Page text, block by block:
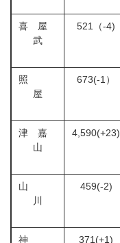
喜 屋
武
521（-4)
照
屋
673(-1）
津 嘉
山
4,590(+23)
山
川
459(-2)
神
371(+1)